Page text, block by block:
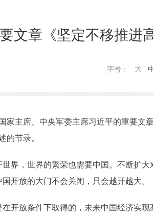
文章《坚定不移推进
字号： 大
主席、中央军委主席习近平的重要文
的节录。
界，世界的繁荣也需要中国。不断扩
开放的大门不会关闭，只会越开越大。
开放条件下取得的，未来中国经济实